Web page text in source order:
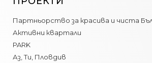
Партньорство за красива и чиста
Активни квартали
PARK
Аз, Ти, Пловдив